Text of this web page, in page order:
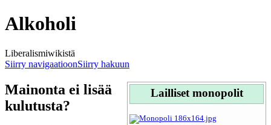
Alkoholi
Liberalismiwikistä
Siirry navigaatioonSiirry hakuun
Lailliset monopolit
Mainonta ei lisää
kulutusta?